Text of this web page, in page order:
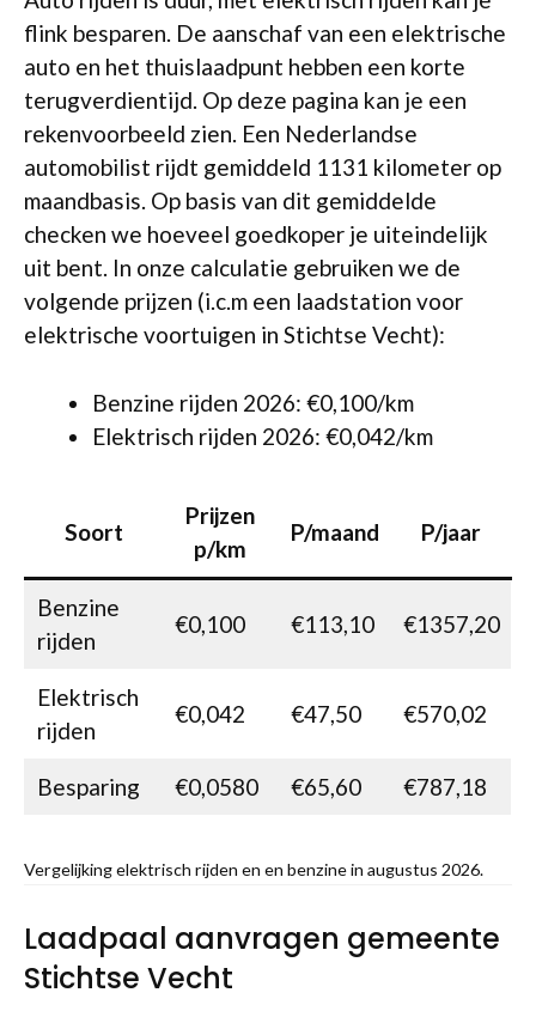
flink besparen. De aanschaf van een elektrische
auto en het thuislaadpunt hebben een korte
terugverdientijd. Op deze pagina kan je een
rekenvoorbeeld zien. Een Nederlandse
automobilist rijdt gemiddeld 1131 kilometer op
maandbasis. Op basis van dit gemiddelde
checken we hoeveel goedkoper je uiteindelijk
uit bent. In onze calculatie gebruiken we de
volgende prijzen (i.c.m een laadstation voor
elektrische voortuigen in Stichtse Vecht):
Benzine rijden 2026: €0,100/km
Elektrisch rijden 2026: €0,042/km
Soort
Prijzen
p/km
P/maand P/jaar
Benzine
rijden
€0,100 €113,10 €1357,20
Elektrisch
rijden
€0,042 €47,50 €570,02
Besparing €0,0580 €65,60 €787,18
Vergelijking elektrisch rijden en en benzine in augustus 2026.
Laadpaal aanvragen gemeente
Stichtse Vecht